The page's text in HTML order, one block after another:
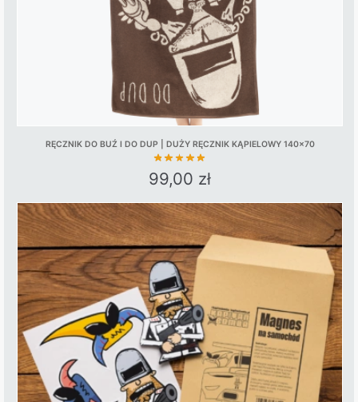
RĘCZNIK DO BUŹ I DO DUP | DUŻY RĘCZNIK KĄPIELOWY 140×70
99,00 zł